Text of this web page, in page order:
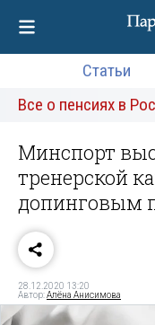
Статьи
Все о пенсиях в
Минспорт
тренерской
допинговым
28.12.2020 13:20
Автор:Алёна Анисимова